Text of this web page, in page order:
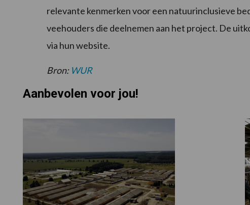
relevante kenmerken voor een natuurinclusieve
veehouders die deelnemen aan het project. De
via hun website.
Bron: WUR
Aanbevolen voor jou!